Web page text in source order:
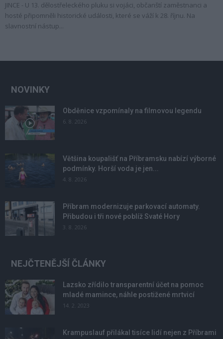
JINCE - U 13. dělostřeleckého pluku si vojáci, občanští zaměstnanci a
hosté připomněli historické události, které se váží k 28. říjnu. Na
slavnostní nástup...
NOVINKY
Obděnice vzpomínaly na filmovou legendu
6. 8. 2026
Většina koupališť na Příbramsku nabízí výborné
podmínky. Horší voda je jen...
4. 8. 2026
Příbram modernizuje parkovací automaty.
Přibudou i tři nové poblíž Svaté Hory
3. 8. 2026
NEJČTENĚJŠÍ ČLÁNKY
Lazsko zřídilo transparentní účet na pomoc
mladé mamince, náhle postižené mrtvicí
14. 2. 2023
Krampuslauf přilákal tisíce lidí nejen z Příbrami